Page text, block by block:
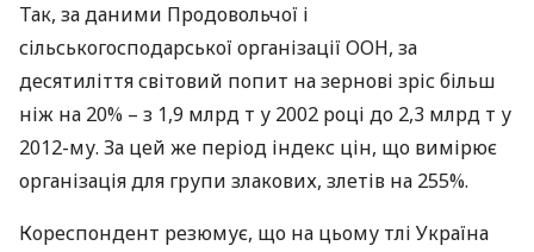
Так, за даними Продовольчої і
сільськогосподарської організації ООН, за
десятиліття світовий попит на зернові зріс більш
ніж на 20% – з 1,9 млрд т у 2002 році до 2,3 млрд т у
2012-му. За цей же період індекс цін, що вимірює
організація для групи злакових, злетів на 255%.
Кореспондент резюмує, що на цьому тлі Україна